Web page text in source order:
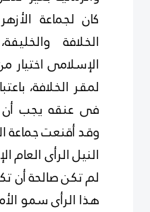
كان لجماعة
الخلافة
الإسلامى اختيار
لمقر الخلافة،
فى عنقه يجب أن
وقد أقنعت جماعة
النيل الرأى العام
لم تكن صالحة أن
هذا الرأى سمو